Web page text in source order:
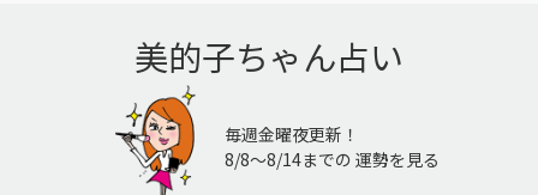
美的子ちゃん占い
毎週金曜夜更新！
8/8〜8/14までの 運勢を見る